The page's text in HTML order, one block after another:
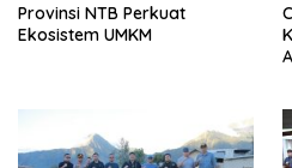
Provinsi NTB Perkuat
Ekosistem UMKM